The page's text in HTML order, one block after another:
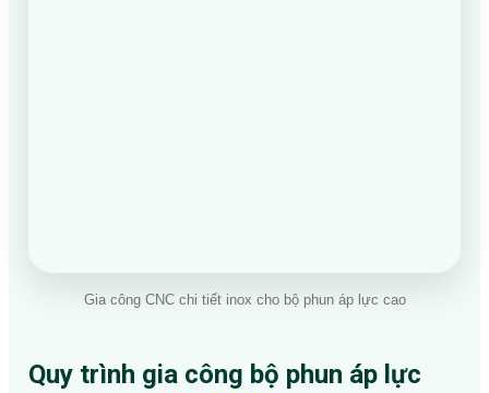
Gia công CNC chi tiết inox cho bộ phun áp lực cao
Quy trình gia công bộ phun áp lực